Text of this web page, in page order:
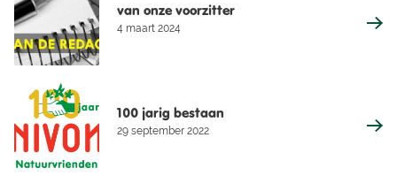
van onze voorzitter
4 maart 2024
100 jarig bestaan
29 september 2022